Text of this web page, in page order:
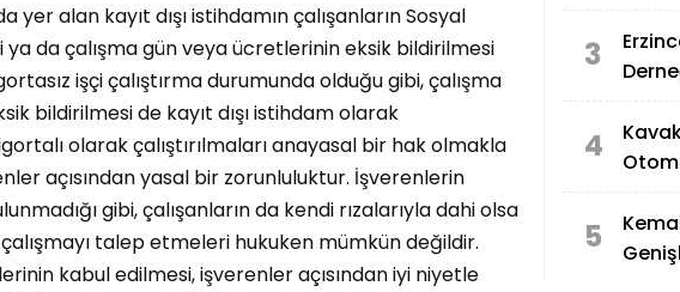
yer alan kayıt dışı istihdamın çalışanların Sosyal
da çalışma gün veya ücretlerinin eksik bildirilmesi
işçi çalıştırma durumunda olduğu gibi, çalışma
bildirilmesi de kayıt dışı istihdam olarak
olarak çalıştırılmaları anayasal bir hak olmakla
açısından yasal bir zorunluluktur. İşverenlerin
gibi, çalışanların da kendi rızalarıyla dahi olsa
talep etmeleri hukuken mümkün değildir.
kabul edilmesi, işverenler açısından iyi niyetle
3
4
5